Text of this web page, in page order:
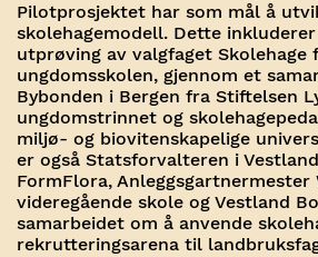
Pilotprosjektet har som mål å
skolehagemodell. Dette
utprøving av valgfaget Skolehage
ungdomsskolen, gjennom et
Bybonden i Bergen fra Stiftelsen
ungdomstrinnet og
miljø- og biovitenskapelige
er også Statsforvalteren i
FormFlora, Anleggsgartnermester
videregående skole og Vestland
samarbeidet om å anvende
rekrutteringsarena til